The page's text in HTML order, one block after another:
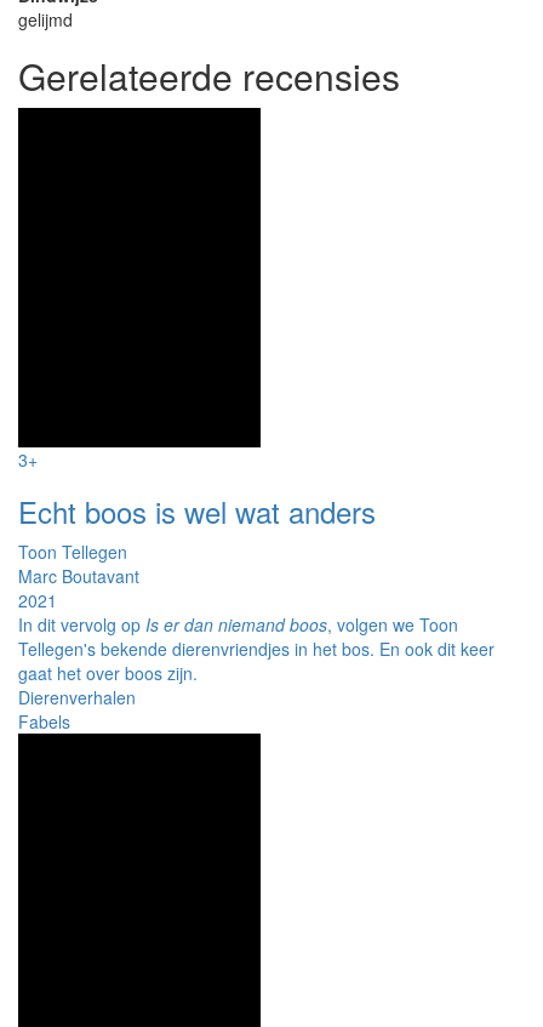
gelijmd
Gerelateerde recensies
3+
Echt boos is wel wat anders
Toon Tellegen
Marc Boutavant
2021
In dit vervolg op Is er dan niemand boos, volgen we Toon
Tellegen's bekende dierenvriendjes in het bos. En ook dit keer
gaat het over boos zijn.
Dierenverhalen
Fabels